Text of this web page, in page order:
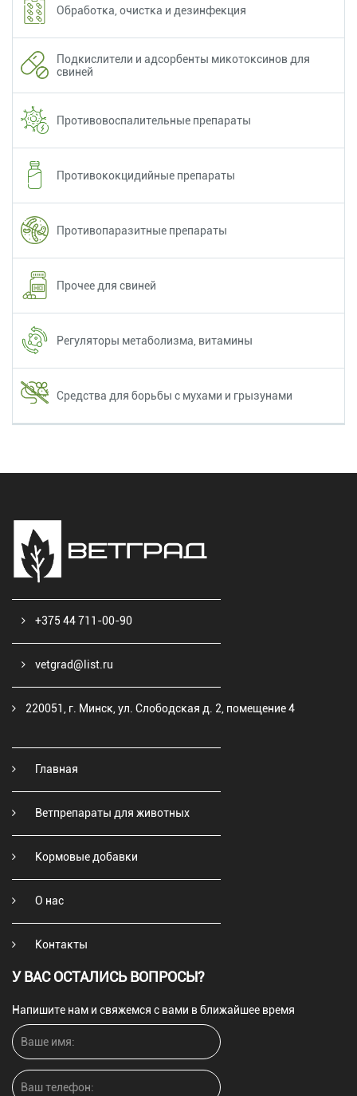
Обработка, очистка и дезинфекция
Подкислители и адсорбенты микотоксинов для
свиней
Противовоспалительные препараты
Противококцидийные препараты
Противопаразитные препараты
Прочее для свиней
Регуляторы метаболизма, витамины
Средства для борьбы с мухами и грызунами
+375 44 711-00-90
vetgrad@list.ru
220051, г. Минск, ул. Слободская д. 2, помещение 4
Главная
Ветпрепараты для животных
Кормовые добавки
О нас
Контакты
У ВАС ОСТАЛИСЬ ВОПРОСЫ?
Напишите нам и свяжемся с вами в ближайшее время